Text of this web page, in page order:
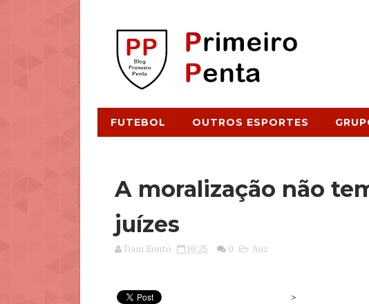
FUTEBOL OUTROS ESPORTES
A moralização não
juízes
Dani Souto 10:25 0 Juiz
>